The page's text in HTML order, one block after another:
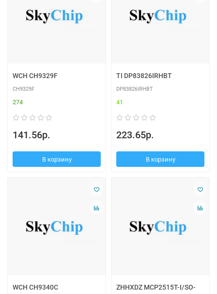
WCH CH9329F
CH9329F
274
141.56р.
В корзину
TI DP83826IRHBT
DP83826IRHBT
41
223.65р.
В корзину
WCH CH9340C
ZHHXDZ MCP2515T-I/SO-